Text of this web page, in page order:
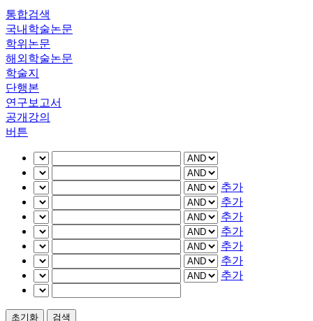
통합검색
국내학술논문
학위논문
해외학술논문
학술지
단행본
연구보고서
공개강의
버튼
추가
추가
추가
추가
추가
추가
추가